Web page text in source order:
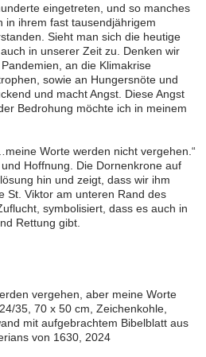
eingetreten, und so manches
in ihrem fast tausendjährigem
Sieht man sich die heutige
in unserer Zeit zu. Denken wir
an die Klimakrise
sowie an Hungersnöte und
und macht Angst. Diese Angst
Bedrohung möchte ich in meinem
Worte werden nicht vergehen.“
Hoffnung. Die Dornenkrone auf
hin und zeigt, dass wir ihm
St. Viktor am unteren Rand des
symbolisiert, dass es auch in
Rettung gibt.
vergehen, aber meine Worte
35, 70 x 50 cm, Zeichenkohle,
mit aufgebrachtem Bibelblatt aus
von 1630, 2024